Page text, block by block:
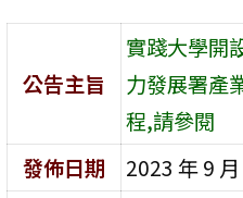
公告主旨
實踐大學開
力發展署產
程,請參閱
發佈日期
2023 年 9